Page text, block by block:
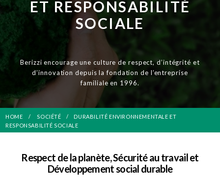
ET RESPONSABILITÉ
SOCIALE
Berizzi encourage une culture de respect, d’intégrité et
d’innovation depuis la fondation de l’entreprise
familiale en 1996.
HOME SOCIÉTÉ
DURABILITÉ ENVIRONNEMENTALE ET
RESPONSABILITÉ SOCIALE
Respect de la planète, Sécurité au travail et
Développement social durable